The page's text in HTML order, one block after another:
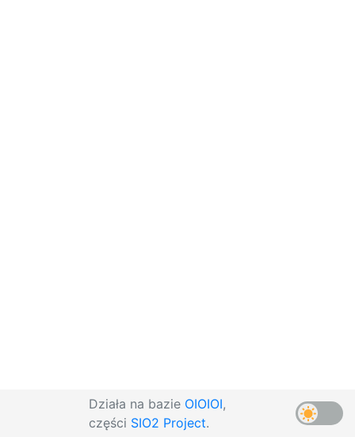
Działa na bazie OIOIOI,
części SIO2 Project.